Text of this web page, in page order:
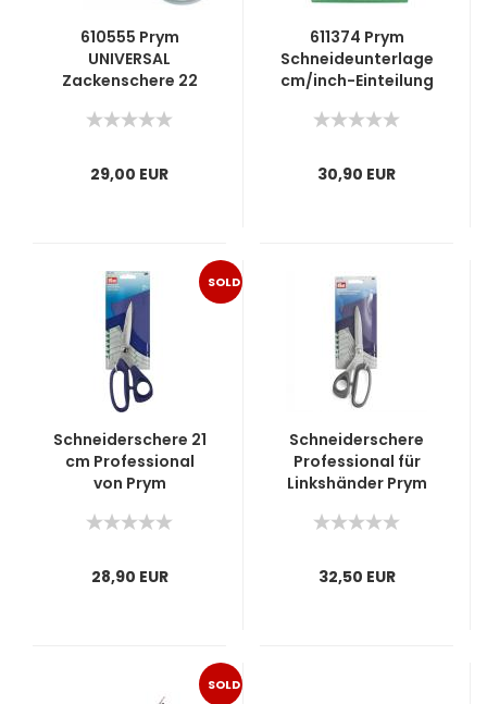
610555 Prym
UNIVERSAL
Zackenschere 22
29,00 EUR
611374 Prym
Schneideunterlage
cm/inch-Einteilung
30,90 EUR
SOLD
Schneiderschere 21
cm Professional
von Prym
28,90 EUR
Schneiderschere
Professional für
Linkshänder Prym
32,50 EUR
SOLD